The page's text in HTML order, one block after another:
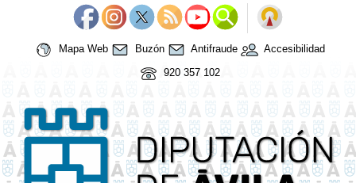
Mapa Web Buzón Antifraude
Accesibilidad
920 357 102